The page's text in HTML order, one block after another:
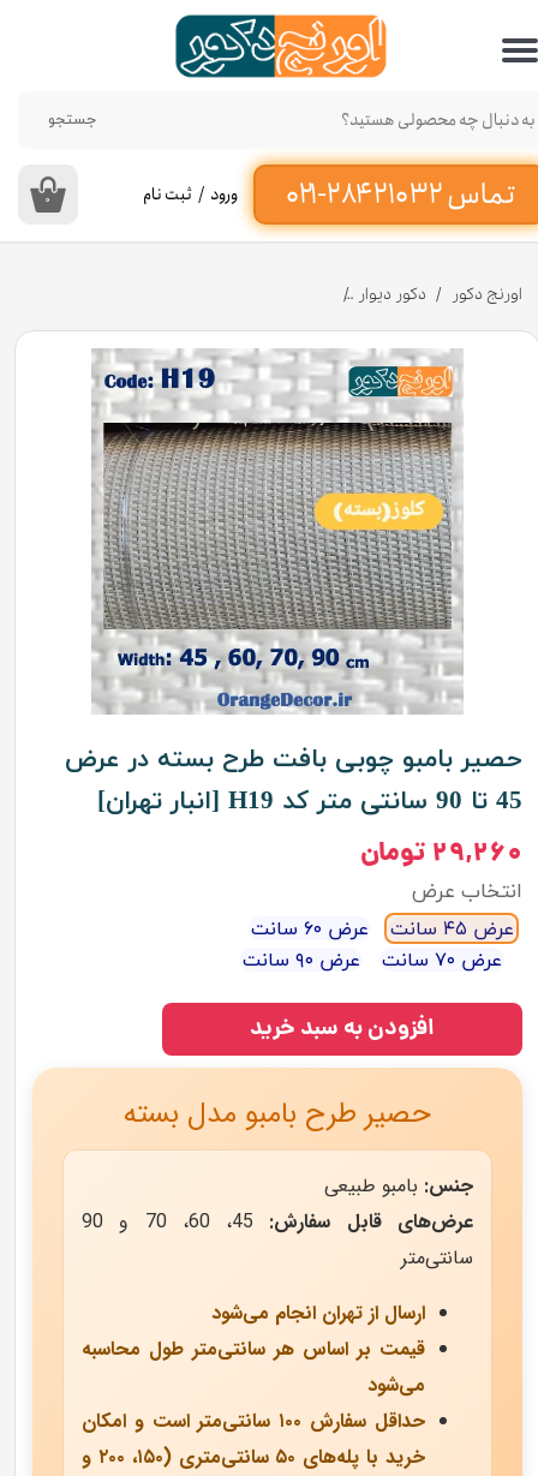
تماس ۳۲ ۲۱۰ ۲۸۴-۰۲۱‌
جستجو
۰ ورود / ثبت نام
حساب کاربری من
تغییر گذر واژه
سفارشات
خروج از حساب کاربری
اورنج دکور دکور دیوار
حصیر بامبو چوبی بافت طرح بسته در عرض
45 تا 90 سانتی متر کد H19 [انبار تهران]
۲۹,۲۶۰ تومان
حصیر طرح بامبو مدل بسته
جنس: بامبو طبیعی
عرض‌های قابل سفارش:
45، 60، 70 و 90
سانتی‌متر
ارسال از تهران انجام می‌شود
قیمت بر اساس هر سانتی‌متر طول محاسبه
می‌شود
حداقل سفارش ۱۰۰ سانتی‌متر است و امکان
خرید با پله‌های ۵۰ سانتی‌متری (۱۵۰، ۲۰۰ و
انتخاب عرض
عرض ۴۵ سانت
عرض ۶۰ سانت
عرض ۷۰ سانت
عرض ۹۰ سانت
افزودن به سبد خرید